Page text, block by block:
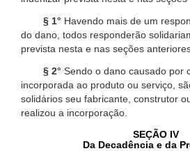
§ 1° Havendo mais de um
do dano, todos responderão
prevista nesta e nas seções
§ 2° Sendo o dano causado por
incorporada ao produto ou serviço,
solidários seu fabricante, construtor
realizou a incorporação.
SEÇÃO IV
Da Decadência e da